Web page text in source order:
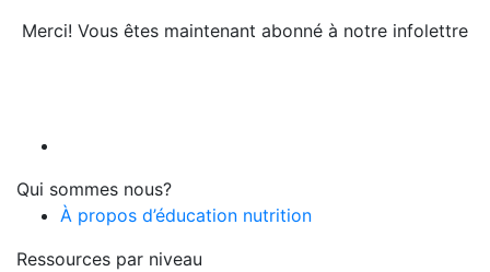
Merci! Vous êtes maintenant abonné à notre infolettre
Qui sommes nous?
À propos d’éducation nutrition
Ressources par niveau